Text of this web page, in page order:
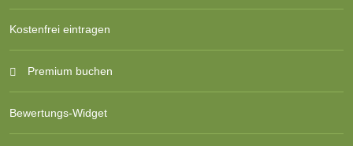
Kostenfrei eintragen
Premium buchen
Bewertungs-Widget